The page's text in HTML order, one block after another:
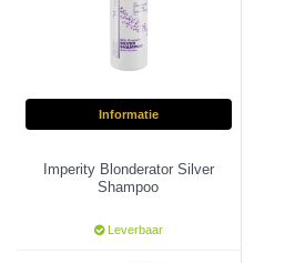
Informatie
Imperity Blonderator Silver
Shampoo
Leverbaar